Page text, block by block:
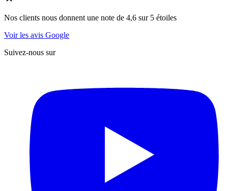
Nos clients nous donnent une note de 4,6 sur 5 étoiles
Voir les avis Google
Suivez-nous sur